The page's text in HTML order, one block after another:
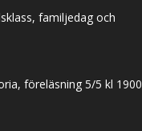
familjedag och
föreläsning 5/5 kl 1900